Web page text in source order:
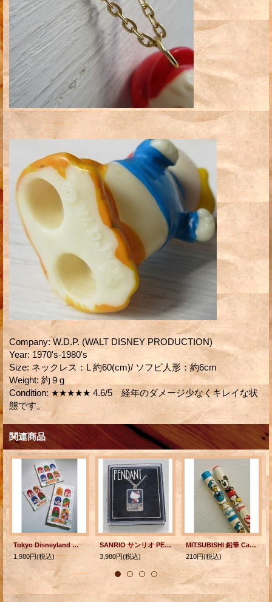
Company: W.D.P. (WALT DISNEY PRODUCTION)
Year: 1970's-1980's
Size: ネックレス：L 約60(cm)/ ソフビ人形：約6cm
Weight: 約９g
Condition: ★★★★★ 4.6/5 経年のダメージ少なくキレイな状
態です。
関連商品
Tokyo Disneyland 東京ディズニーランド クリスマス仕様紙袋 3サイズ 18枚セット( S 5, M 8, Long 5)
1,980円(税込)
SANRIO サンリオ PENDANT Hello Kitty ハローキティ "LOTS OF LOVE & HAPPINESS" ケース入り ©1975 SANRIO CO., LTD.
3,980円(税込)
MITSUBISHI 鉛筆 California MICKEY MOUSE ミッキー・マウス DONALD DACK ドナルド・ダック 2本セット HB ©Walt Disney Company
210円(税込)